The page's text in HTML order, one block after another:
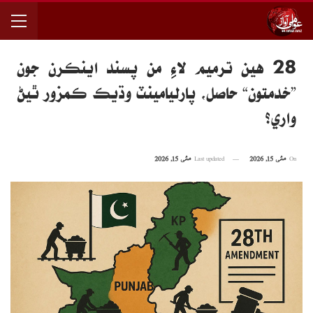
28 هين ترميم لاءِ من پسند اينڪرن جون
”خدمتون“ حاصل، پارليامينٽ وڌيڪ ڪمزور ٿيڻ
واري؟
مئی 15, 2026 مئی 15, 2026